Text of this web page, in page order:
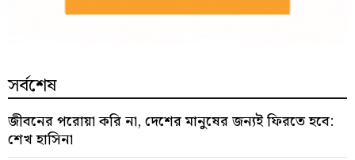
সর্বশেষ
জীবনের পরোয়া করি না, দেশের মানুষের জন্যই ফিরতে হবে:
শেখ হাসিনা